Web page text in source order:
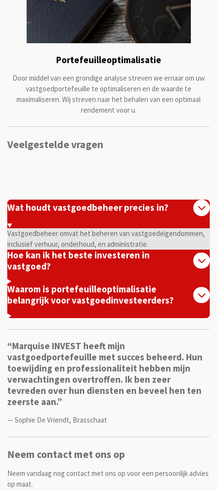
Portefeuilleoptimalisatie
Door middel van een grondige analyse streven we ernaar om uw
vastgoedportefeuille te optimaliseren en de waarde te
maximaliseren. Wij streven naar het behalen van een optimaal
rendement voor u.
Veelgestelde vragen
Wat houdt vastgoedbeheer precies in?
Vastgoedbeheer omvat het beheren van vastgoedeigendommen,
inclusief verhuur, onderhoud, en administratie.
Hoe kan ik het beste investeren in
vastgoed?
Waarom is portefeuilleoptimalisatie
belangrijk voor vastgoedinvesteerders?
“Marquise INVEST heeft mijn
vastgoedportefeuille met succes beheerd. Hun
toewijding en professionaliteit hebben mijn
verwachtingen overtroffen. Ik ben zeer
tevreden over hun diensten en beveel hen ten
zeerste aan.”
— Sophie De Vriendt, Brasschaat
Neem contact met ons op
Neem vandaag nog contact met ons op voor een persoonlijk advies
op maat.